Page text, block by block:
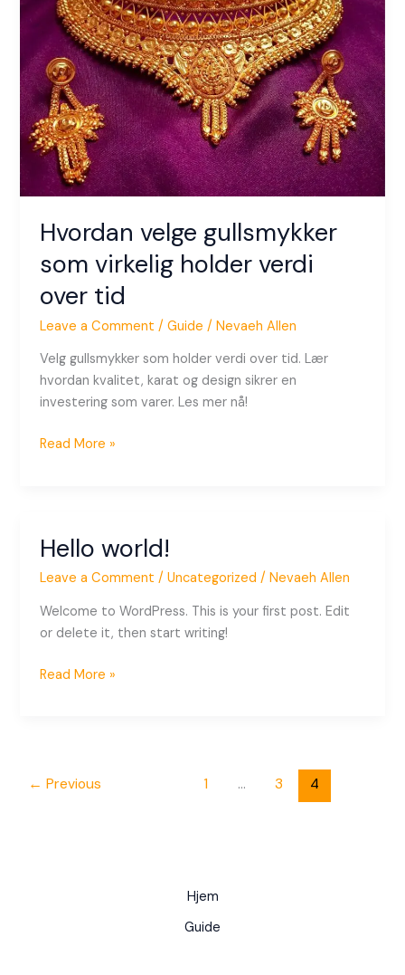
Hvordan velge gullsmykker
som virkelig holder verdi
over tid
Leave a Comment /Guide /Nevaeh Allen
Velg gullsmykker som holder verdi over tid. Lær
hvordan kvalitet, karat og design sikrer en
investering som varer. Les mer nå!
som
virkelig
holder
verdi
over
tid
Read More »
Hello world!
Leave a Comment /Uncategorized /Nevaeh Allen
Welcome to WordPress. This is your first post. Edit
or delete it, then start writing!
Hello
Read More »
← Previous 1 … 3 4
Hjem
Guide